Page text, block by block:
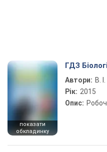
показати
обкладинку
ГДЗ
Автори: В.
Рік: 2015
Опис: